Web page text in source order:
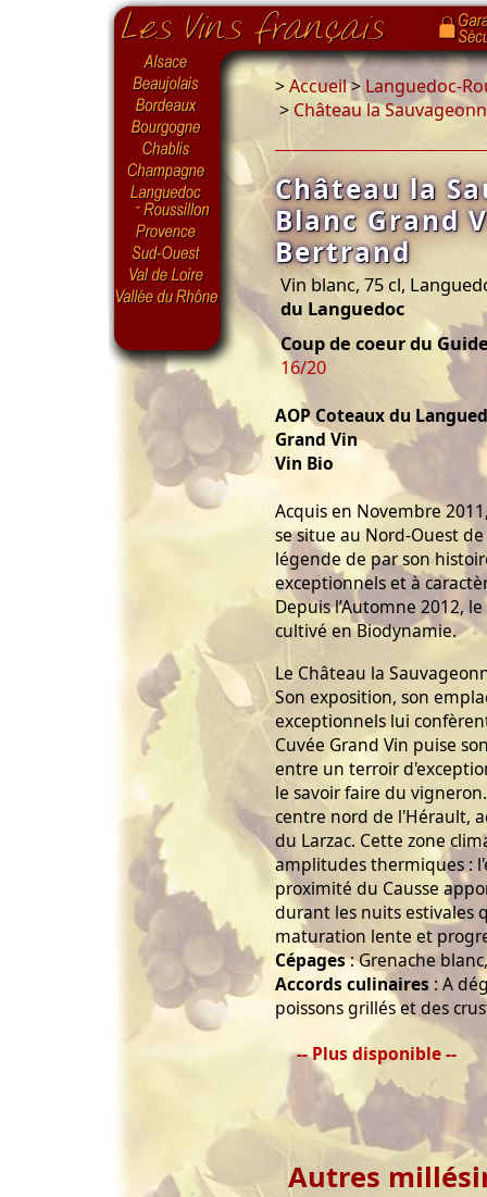
>Accueil>Languedoc-
> Château la
Château la
Blanc Grand
Bertrand
Vin blanc, 75 cl,
du Languedoc
Coup de coeur du
16/20
AOP Coteaux du
Grand Vin
Vin Bio
Acquis en Novembre
se situe au Nord-Ouest
légende de par son
exceptionnels et à
Depuis l’Automne 2012,
cultivé en Biodynamie.
Le Château la
Son exposition, son
exceptionnels lui
Cuvée Grand Vin puise
entre un terroir
le savoir faire du
centre nord de l'Hérault,
du Larzac. Cette zone
amplitudes thermiques :
proximité du Causse
durant les nuits estivales
maturation lente et
Cépages: Grenache
Accords culinaires : A
poissons grillés et des
-- Plus disponible --
Autres